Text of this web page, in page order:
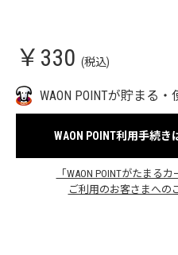
￥330 (税込)
WAON POINTが貯まる・
WAON POINT利用手続き
「WAON POINTがたまる
ご利用のお客さまへの